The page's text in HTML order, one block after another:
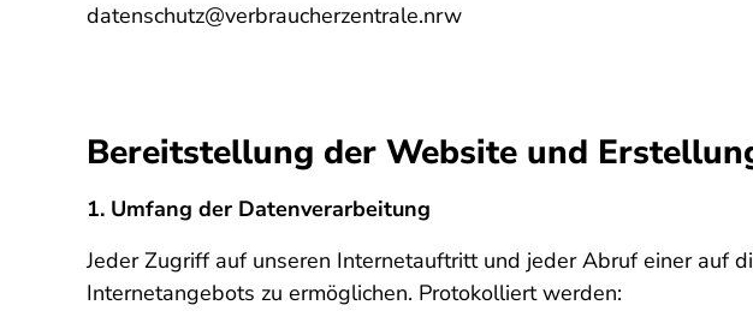
datenschutz@verbraucherzentrale.nrw
Bereitstellung der Website und
1. Umfang der Datenverarbeitung
Jeder Zugriff auf unseren Internetauftritt und jeder Abruf einer auf
Internetangebots zu ermöglichen. Protokolliert werden: